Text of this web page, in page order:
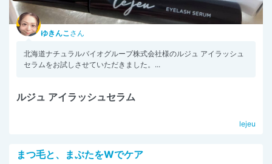
ゆきんこ さん
北海道ナチュラルバイオグループ株式会社様のルジュ アイラッシュ
セラムをお試しさせていただきました。...
ルジュ アイラッシュセラム
lejeu
まつ毛と、まぶたをWでケア